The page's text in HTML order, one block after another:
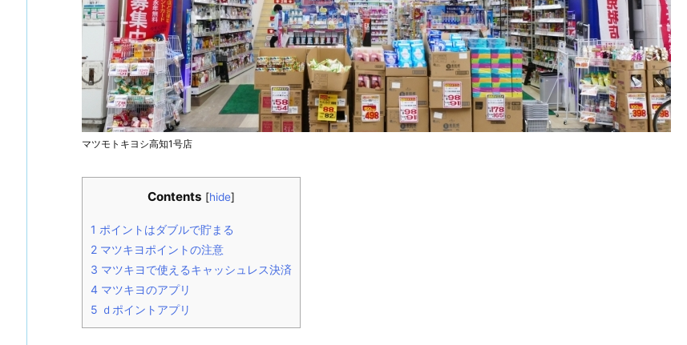
マツモトキヨシ高知1号店
Contents [hide]
1 ポイントはダブルで貯まる
2 マツキヨポイントの注意
3 マツキヨで使えるキャッシュレス決済
4 マツキヨのアプリ
5 ｄポイントアプリ